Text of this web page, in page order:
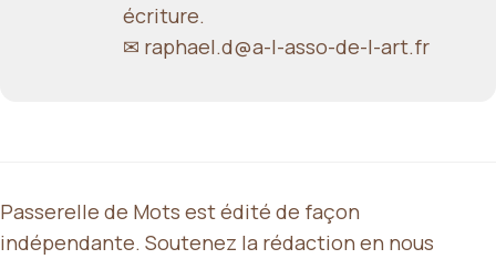
écriture.
✉ raphael.d@a-l-asso-de-l-art.fr
Passerelle de Mots est édité de façon
indépendante. Soutenez la rédaction en nous